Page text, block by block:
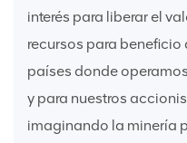
interés para liberar el
recursos para
países donde
y para nuestros
imaginando la minería